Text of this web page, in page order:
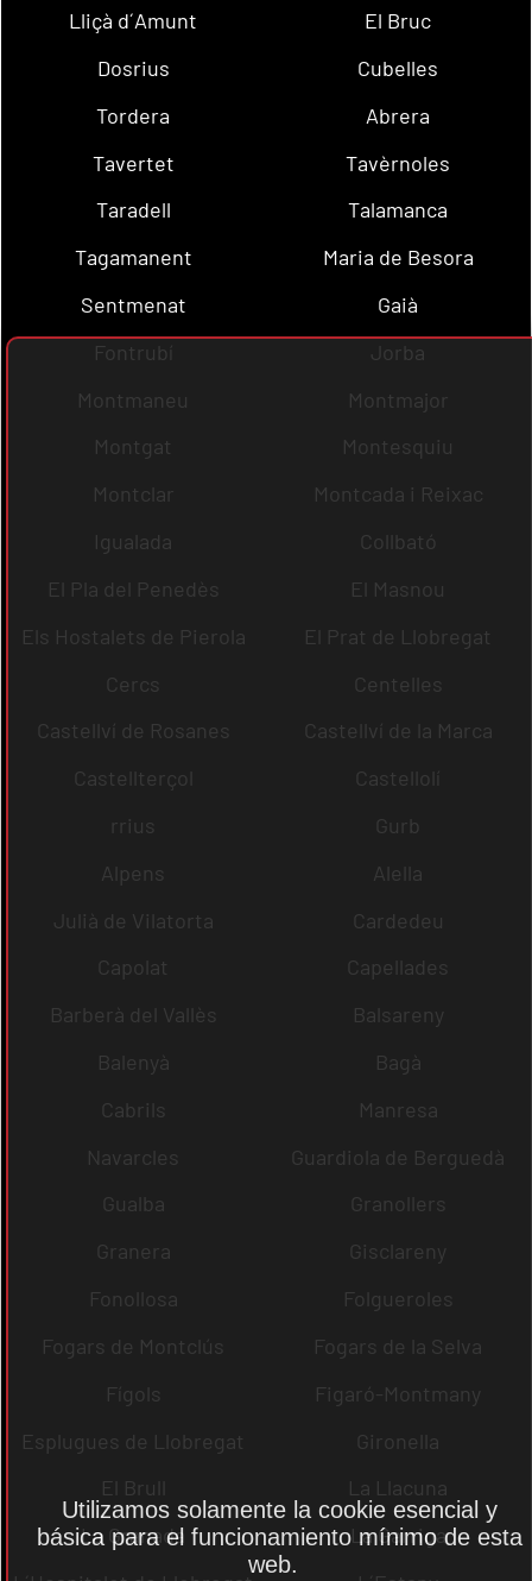
Lliçà d´Amunt
El Bruc
Dosrius
Cubelles
Tordera
Abrera
Tavertet
Tavèrnoles
Taradell
Talamanca
Tagamanent
Maria de Besora
Sentmenat
Gaià
Fontrubí
Jorba
Montmaneu
Montmajor
Montgat
Montesquiu
Montclar
Montcada i Reixac
Igualada
Collbató
El Pla del Penedès
El Masnou
Els Hostalets de Pierola
El Prat de Llobregat
Cercs
Centelles
Castellví de Rosanes
Castellví de la Marca
Castellterçol
Castellolí
rrius
Gurb
Alpens
Alella
Julià de Vilatorta
Cardedeu
Capolat
Capellades
Barberà del Vallès
Balsareny
Balenyà
Bagà
Cabrils
Manresa
Navarcles
Guardiola de Berguedà
Gualba
Granollers
Granera
Gisclareny
Fonollosa
Folgueroles
Fogars de Montclús
Fogars de la Selva
Fígols
Figaró-Montmany
Esplugues de Llobregat
Gironella
El Brull
La Llacuna
La Granada
La Garriga
Utilizamos solamente la cookie esencial y
básica para el funcionamiento mínimo de esta
web.